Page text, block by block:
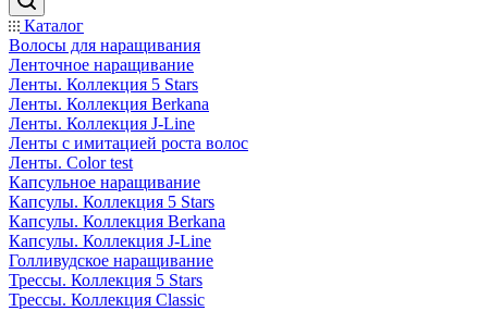
Каталог
Волосы для наращивания
Ленточное наращивание
Ленты. Коллекция 5 Stars
Ленты. Коллекция Berkana
Ленты. Коллекция J-Line
Ленты с имитацией роста волос
Ленты. Color test
Капсульное наращивание
Капсулы. Коллекция 5 Stars
Капсулы. Коллекция Berkana
Капсулы. Коллекция J-Line
Голливудское наращивание
Трессы. Коллекция 5 Stars
Трессы. Коллекция Classic